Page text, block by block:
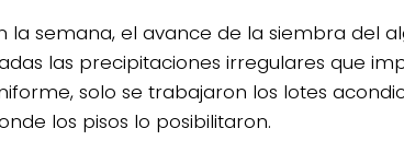
la semana, el avance de la siembra del
las precipitaciones irregulares que
solo se trabajaron los lotes
los pisos lo posibilitaron.